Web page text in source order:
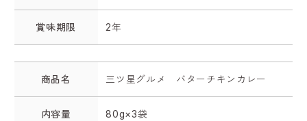
賞味期限 2年
商品名 三ツ星グルメ バターチキンカレー
内容量 80g×3袋